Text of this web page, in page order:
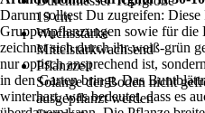
19 cm
Wuchsstärke
Mittelstarkwachsend
Pflanzzeit
Solange der Boden nicht
ausgepflanzt werden
Darum solltest Du zugreifen:
Gruppenpflanzungen sowie für die
zeichnet sich durch ihr weiß-grün
nur optisch ansprechend ist,
in den Garten bringt. Das
winterhart, was bedeutet, dass es